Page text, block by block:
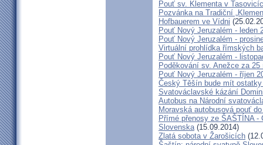
Pouť sv. Klementa v
Pozvánka na Tradiční
Hofbauerem ve Vídni
Pouť Nový Jeruzalém - leden
Pouť Nový Jeruzalém -
Virtuální prohlídka římských
Pouť Nový Jeruzalém -
Poděkování sv. Anežce za 25
Pouť Nový Jeruzalém - říjen
Český Těšín bude mít
Svatováclavské kázání
Autobus na Národní
Moravská autobusová pouť
Přímé přenosy ze ŠAŠTÍNA -
Slovenska(15.09.2014)
Zlatá sobota v Žarošicích